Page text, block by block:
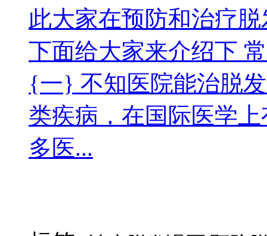
此大家在预防和治疗
下面给大家来介绍下
{一} 不知医院能治脱
类疾病，在国际医学
多医...